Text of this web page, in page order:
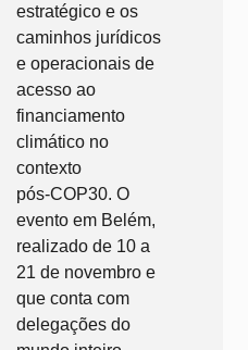
estratégico e os
caminhos jurídicos
e operacionais de
acesso ao
financiamento
climático no
contexto
pós‑COP30. O
evento em Belém,
realizado de 10 a
21 de novembro e
que conta com
delegações do